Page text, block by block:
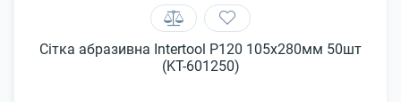
Сітка абразивна Intertool P120 105x280мм 50шт
(KT-601250)